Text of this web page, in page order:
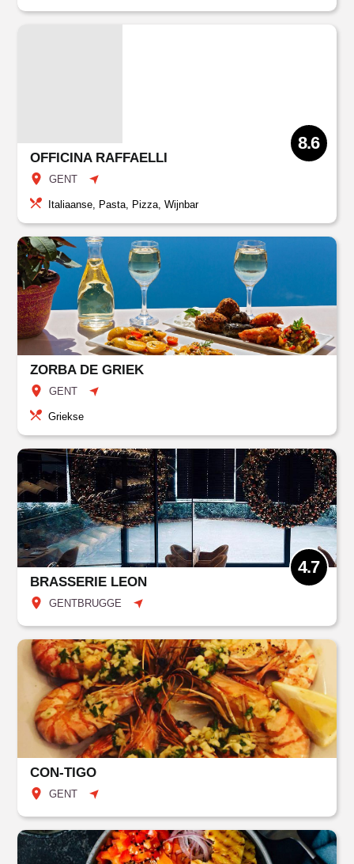
OFFICINA RAFFAELLI
GENT
8.6
Italiaanse, Pasta, Pizza, Wijnbar
ZORBA DE GRIEK
GENT
Griekse
BRASSERIE LEON
GENTBRUGGE
4.7
CON-TIGO
GENT